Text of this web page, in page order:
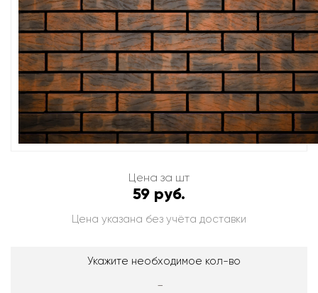
Цена за шт
59 руб.
Цена указана без учёта доставки
Укажите необходимое кол-во
-